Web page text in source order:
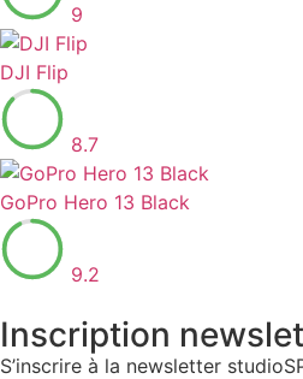
9
DJI Flip
8.7
GoPro Hero 13 Black
9.2
Inscription
S’inscrire à la newsletter